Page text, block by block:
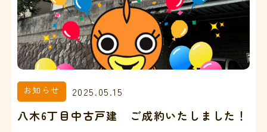
お知らせ 2025.05.15
八木6丁目中古戸建 ご成約いたしました！